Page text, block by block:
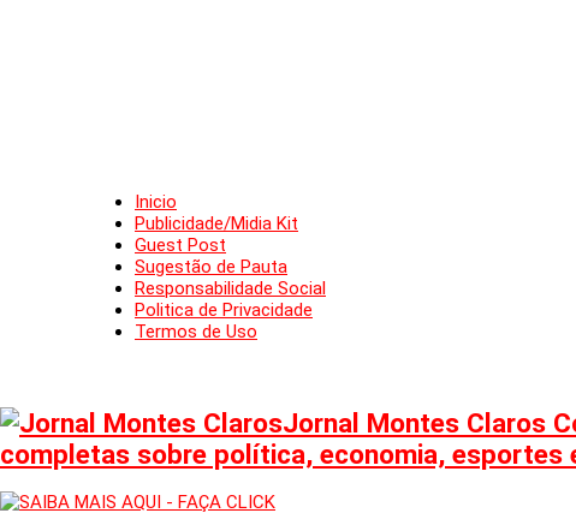
Inicio
Publicidade/Midia Kit
Guest Post
Sugestão de Pauta
Responsabilidade Social
Politica de Privacidade
Termos de Uso
Jornal Montes Claros
completas sobre política, economia, esportes